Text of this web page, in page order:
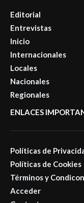
Editorial
Entrevistas
Inicio
Internacionales
Locales
Nacionales
Regionales
ENLACES
Políticas de
Políticas de Cookies
Términos y
Acceder